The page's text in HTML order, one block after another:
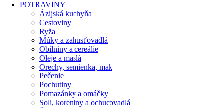
POTRAVINY
Ázijská kuchyňa
Cestoviny
Ryža
Múky a zahusťovadlá
Obilniny a cereálie
Oleje a maslá
Orechy, semienka, mak
Pečenie
Pochutiny
Pomazánky a omáčky
Soli, koreniny a ochucovadlá